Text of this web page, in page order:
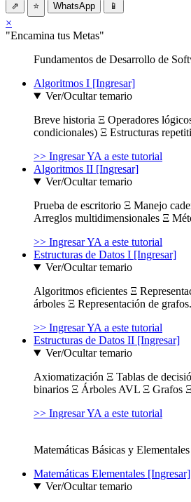
⇗ ⭐ WhatsApp 📱
×
"Encamina tus Metas"
Fundamentos de Desarrollo de
Algoritmos I [Ingresar]
Ver/Ocultar temario
Breve historia Ξ Operadores
condicionales) Ξ Estructuras
>> Ingresar YA a este tutorial
Algoritmos II [Ingresar]
Ver/Ocultar temario
Prueba de escritorio Ξ Manejo
Arreglos multidimensionales Ξ
>> Ingresar YA a este tutorial
Estructuras de Datos I [Ingresar]
Ver/Ocultar temario
Algoritmos eficientes Ξ
árboles Ξ Representación de grafos.
>> Ingresar YA a este tutorial
Estructuras de Datos II [Ingresar]
Ver/Ocultar temario
Axiomatización Ξ Tablas de
binarios Ξ Árboles AVL Ξ Grafos
>> Ingresar YA a este tutorial
Matemáticas Básicas y Elementales
Matemáticas Elementales [Ingresar]
Ver/Ocultar temario